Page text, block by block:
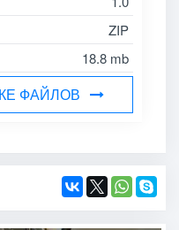
ZIP
18.8 mb
ФАЙЛОВ